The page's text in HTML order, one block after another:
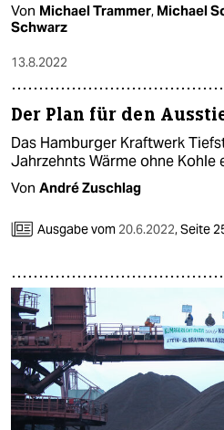
Von Michael Trammer, Michael
Schwarz
13.8.2022
Der Plan für den
Das Hamburger Kraftwerk
Jahrzehnts Wärme ohne Kohle
Von André Zuschlag
Ausgabe vom 20.6.2022,Seite